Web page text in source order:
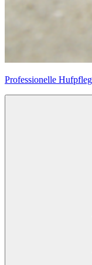
Professionelle